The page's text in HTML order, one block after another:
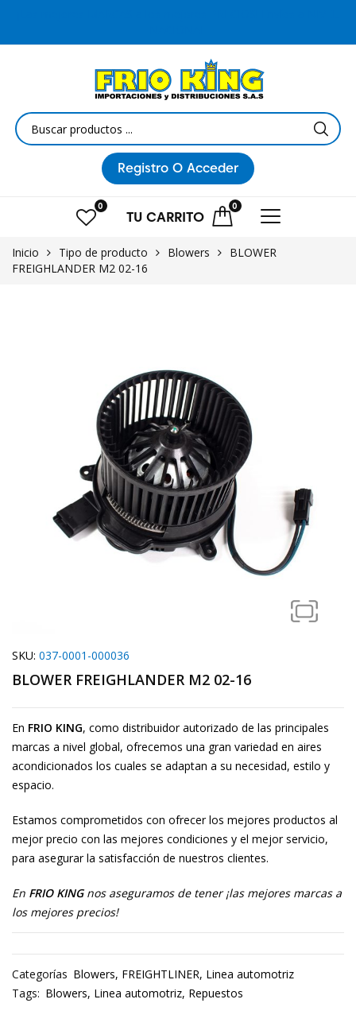
Registro O Acceder
0 0
TU CARRITO
Inicio Tipo de producto Blowers
BLOWER
FREIGHLANDER M2 02-16
SKU: 037-0001-000036
BLOWER FREIGHLANDER M2 02-16
En FRIO KING, como distribuidor autorizado de las principales
marcas a nivel global, ofrecemos una gran variedad en aires
acondicionados los cuales se adaptan a su necesidad, estilo y
espacio.
Estamos comprometidos con ofrecer los mejores productos al
mejor precio con las mejores condiciones y el mejor servicio,
para asegurar la satisfacción de nuestros clientes.
En FRIO KINGnos aseguramos de tener ¡las mejores marcas a
los mejores precios!
Categorías Blowers, FREIGHTLINER, Linea automotriz
Tags: Blowers, Linea automotriz, Repuestos